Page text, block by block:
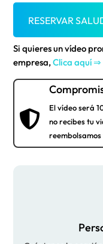
RESERVAR
Si quieres un vídeo
empresa,Clica aquí ⇒

El vídeo será
no recibes tu